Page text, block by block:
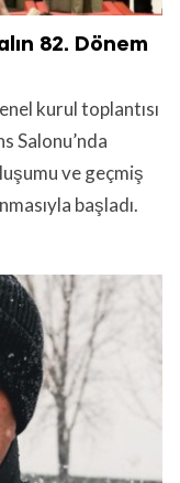
82. Dönem
kurul toplantısı
Salonu’nda
ve geçmiş
başladı.